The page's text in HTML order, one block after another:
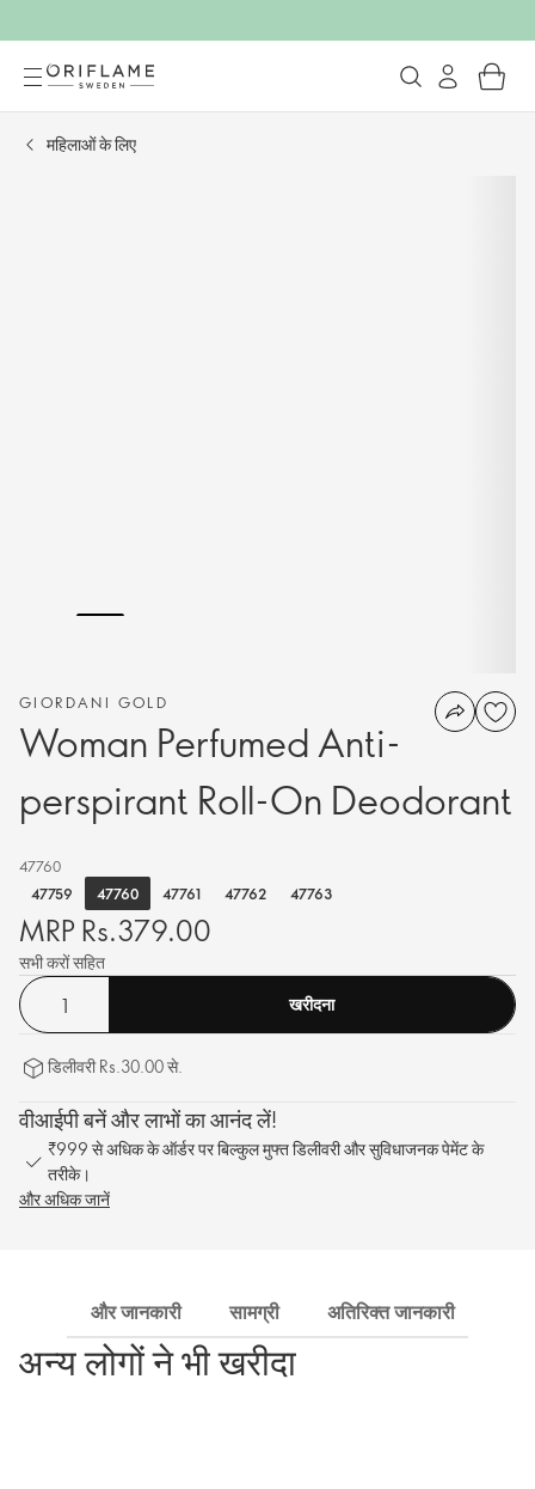
महिलाओं के लिए
GIORDANI GOLD
Woman Perfumed Anti-
perspirant Roll-On Deodorant
47760
47759
47760 47761 47762 47763
MRP Rs.379.00
सभी करों सहित
खरीदना
डिलीवरी Rs.30.00 से.
वीआईपी बनें और लाभों का आनंद लें!
₹999 से अधिक के ऑर्डर पर बिल्कुल मुफ्त डिलीवरी और सुविधाजनक पेमेंट के
तरीके।
और अधिक जानें
और जानकारी सामग्री अतिरिक्त जानकारी
अन्य लोगों ने भी खरीदा